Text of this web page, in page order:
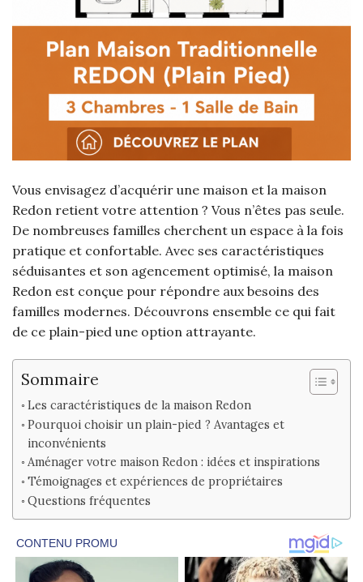
Vous envisagez d’acquérir une maison et la maison
Redon retient votre attention ? Vous n’êtes pas seule.
De nombreuses familles cherchent un espace à la fois
pratique et confortable. Avec ses caractéristiques
séduisantes et son agencement optimisé, la maison
Redon est conçue pour répondre aux besoins des
familles modernes. Découvrons ensemble ce qui fait
de ce plain-pied une option attrayante.
Sommaire
Les caractéristiques de la maison Redon
Pourquoi choisir un plain-pied ? Avantages et
inconvénients
Aménager votre maison Redon : idées et inspirations
Témoignages et expériences de propriétaires
Questions fréquentes